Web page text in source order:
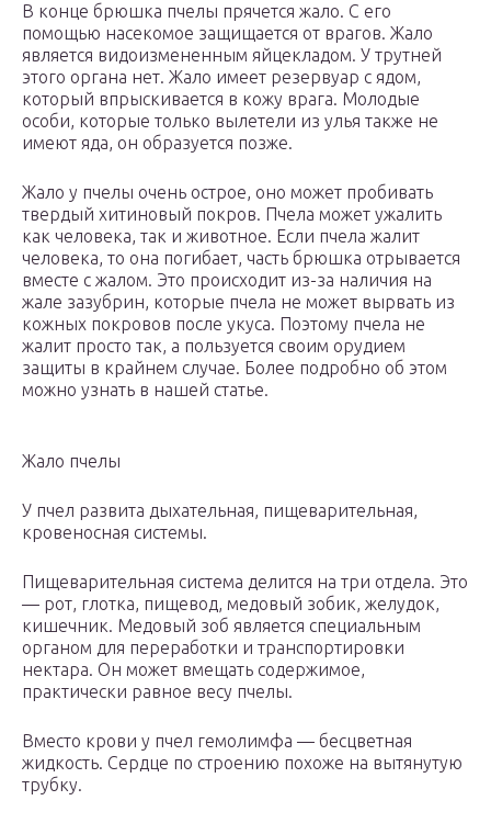
В конце брюшка пчелы прячется жало. С его
помощью насекомое защищается от врагов. Жало
является видоизмененным яйцекладом. У трутней
этого органа нет. Жало имеет резервуар с ядом,
который впрыскивается в кожу врага. Молодые
особи, которые только вылетели из улья также не
имеют яда, он образуется позже.
Жало у пчелы очень острое, оно может пробивать
твердый хитиновый покров. Пчела может ужалить
как человека, так и животное. Если пчела жалит
человека, то она погибает, часть брюшка отрывается
вместе с жалом. Это происходит из-за наличия на
жале зазубрин, которые пчела не может вырвать из
кожных покровов после укуса. Поэтому пчела не
жалит просто так, а пользуется своим орудием
защиты в крайнем случае. Более подробно об этом
можно узнать в нашей статье.
Жало пчелы
У пчел развита дыхательная, пищеварительная,
кровеносная системы.
Пищеварительная система делится на три отдела. Это
— рот, глотка, пищевод, медовый зобик, желудок,
кишечник. Медовый зоб является специальным
органом для переработки и транспортировки
нектара. Он может вмещать содержимое,
практически равное весу пчелы.
Вместо крови у пчел гемолимфа — бесцветная
жидкость. Сердце по строению похоже на вытянутую
трубку.